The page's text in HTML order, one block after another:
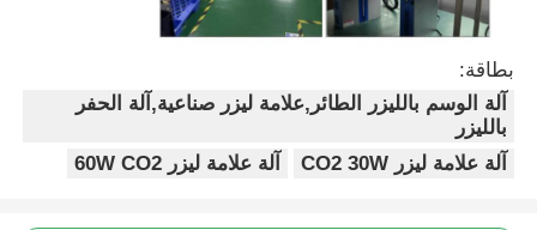
بطاقة:
آلة الوسم بالليزر الطائر,علامة ليزر صناعية,آلة الحفر
بالليزر
آلة علامة ليزر CO2 30W
آلة علامة ليزر 60W CO2